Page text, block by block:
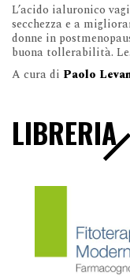
L’acido ialuronico
secchezza e a
donne in
buona tollerabilità.
A cura di Paolo
LIBRERIA